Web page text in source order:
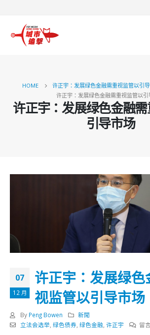
HOME 许正宇：发展绿色金融需重视监管以引
许正宇：发展绿色金融需重视监管以引
许正宇：发展绿色金融
引导市场
07
12 月
许正宇：发展绿色
视监管以引导市场
By Peng Bowen
新聞
立法会选举, 绿色债券, 绿色金融, 许正宇
在
留